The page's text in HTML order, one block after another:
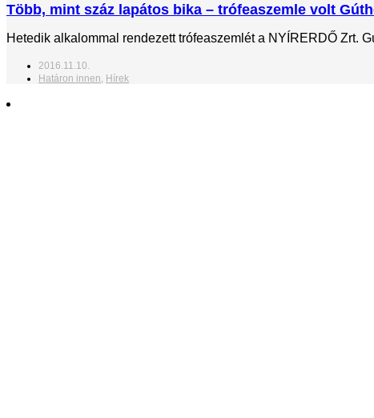
Több, mint száz lapátos bika – trófeaszemle volt
Hetedik alkalommal rendezett trófeaszemlét a NYÍRERDŐ Zrt.
2016.11.10.
Határon innen, Hírek